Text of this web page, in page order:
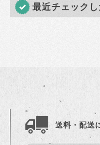
最近チェック
送料・配送